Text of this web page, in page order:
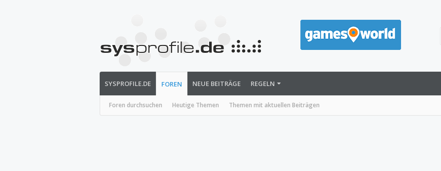
SYSPROFILE.DE FOREN
Foren durchsuchen Heutige Themen Themen mit aktuellen Beiträgen
NEUE BEITRÄGE REGELN